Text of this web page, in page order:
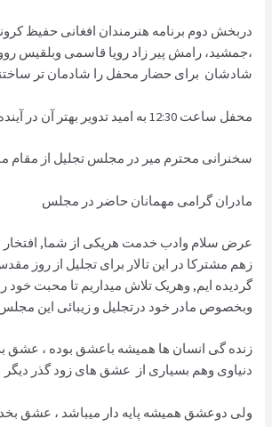
دربخش دوم برنامه هنرمندان افغانی حفیظ
،جمشید، رامش پیر زاد رویا قاسمی وبلقیس
شادشان برای حضار محفل را شادمان تر
محفل ساعت 12:30 به اميد تدوير بهتر آن در آينده پايان يافت.
سخنرانی محترم میر در مجلس تجلیل از مقام
مادران گرامی مهمانان حاضر در مجلس
عرض سلام وادب خدمت هریکی از شما, افتخار
زهم مشترکا در این تالار برای تجلیل از روز
گردیده ایم, وهریک تلاش میداریم تا محبت خود
وبخصوص مادر خود درتجلیل و زیبائی این مجلس
زنده گی انسان ها همیشه باعشق بوده ،
دنیاوی وهم بسیاری از عشق های زود گذر دیگر
ولی دوعشق همیشه پایه دار میباشد ، عشق